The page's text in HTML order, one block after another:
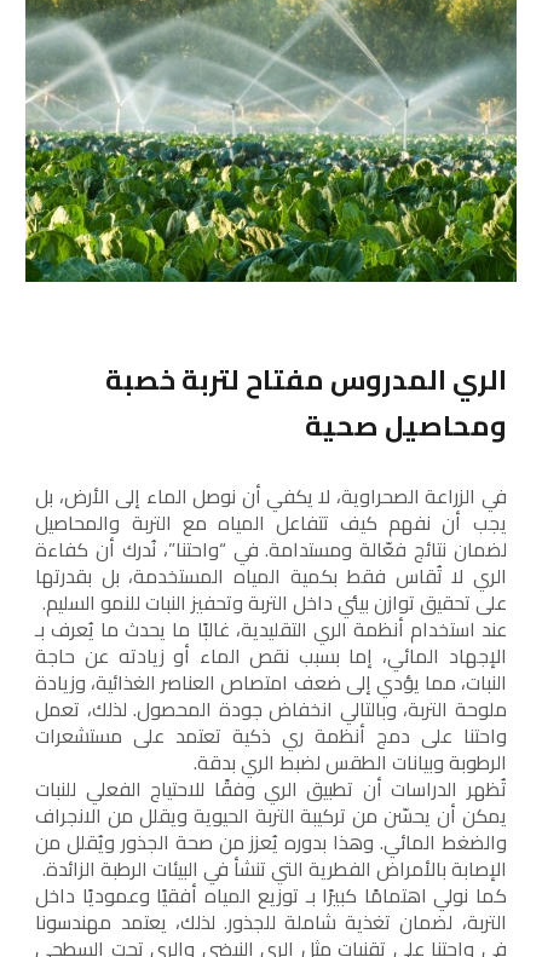
الري المدروس مفتاح لتربة خصبة
ومحاصيل صحية
في الزراعة الصحراوية، لا يكفي أن نوصل الماء إلى الأرض، بل
يجب أن نفهم كيف تتفاعل المياه مع التربة والمحاصيل
لضمان نتائج فعّالة ومستدامة. في “واحتنا”، نُدرك أن كفاءة
الري لا تُقاس فقط بكمية المياه المستخدمة، بل بقدرتها
على تحقيق توازن بيئي داخل التربة وتحفيز النبات للنمو السليم.
عند استخدام أنظمة الري التقليدية، غالبًا ما يحدث ما يُعرف بـ
الإجهاد المائي، إما بسبب نقص الماء أو زيادته عن حاجة
النبات، مما يؤدي إلى ضعف امتصاص العناصر الغذائية، وزيادة
ملوحة التربة، وبالتالي انخفاض جودة المحصول. لذلك، تعمل
واحتنا على دمج أنظمة ري ذكية تعتمد على مستشعرات
الرطوبة وبيانات الطقس لضبط الري بدقة.
تُظهر الدراسات أن تطبيق الري وفقًا للاحتياج الفعلي للنبات
يمكن أن يحسّن من تركيبة التربة الحيوية ويقلل من الانجراف
والضغط المائي. وهذا بدوره يُعزز من صحة الجذور ويُقلل من
الإصابة بالأمراض الفطرية التي تنشأ في البيئات الرطبة الزائدة.
كما نولي اهتمامًا كبيرًا بـ توزيع المياه أفقيًا وعموديًا داخل
التربة، لضمان تغذية شاملة للجذور. لذلك، يعتمد مهندسونا
في واحتنا على تقنيات مثل الري النبضي والري تحت السطحي